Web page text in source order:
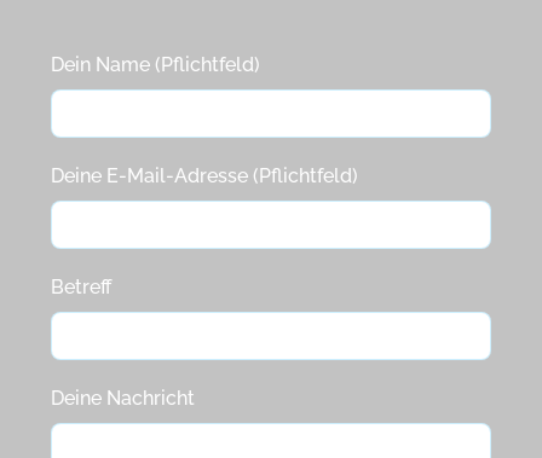
Dein Name (Pflichtfeld)
Deine E-Mail-Adresse (Pflichtfeld)
Betreff
Deine Nachricht